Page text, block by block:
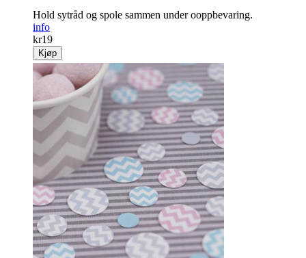
Hold sytråd og spole sammen under ooppbevaring.
info
kr19
Kjøp